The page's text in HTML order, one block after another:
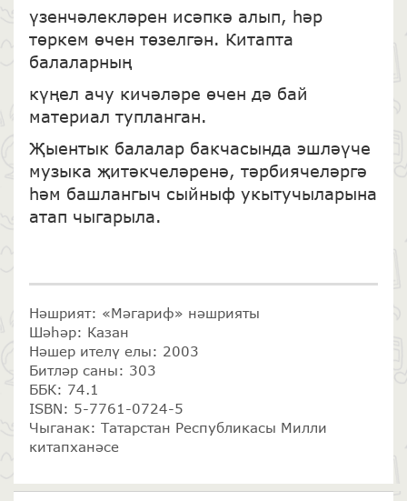
үзенчәлекләрен исәпкә алып, һәр
төркем өчен төзелгән. Китапта
балаларның
күңел ачу кичәләре өчен дә бай
материал тупланган.
Җыентык балалар бакчасында эшләүче
музыка җитәкчеләренә, тәрбиячеләргә
һәм башлангыч сыйныф укытучыларына
атап чыгарыла.
Нәшрият: «Мәгариф» нәшрияты
Шәһәр: Казан
Нәшер ителү елы: 2003
Битләр саны: 303
ББК: 74.1
ISBN: 5-7761-0724-5
Чыганак: Татарстан Республикасы Милли
китапханәсе